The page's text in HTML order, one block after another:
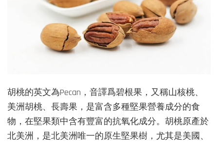
胡桃的英文為Pecan，音譯爲碧根果，又稱山核桃、
美洲胡桃、長壽果，是富含多種堅果營養成分的食
物，在堅果類中含有豐富的抗氧化成分。胡桃原產於
北美洲，是北美洲唯一的原生堅果樹，尤其是美國、